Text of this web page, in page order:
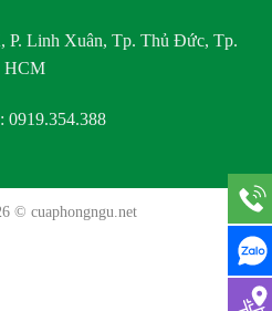
P. Linh Xuân, Tp. Thủ Đức, Tp.
HCM
0919.354.388
© cuaphongngu.net